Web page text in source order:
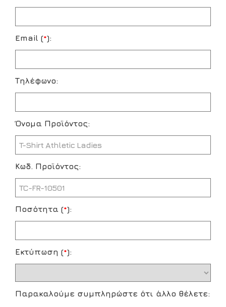
Email (*):
Τηλέφωνο:
Όνομα Προϊόντος:
Κωδ. Προϊόντος:
Ποσότητα (*):
Εκτύπωση (*):
Παρακαλούμε συμπληρώστε ότι άλλο θέλετε: